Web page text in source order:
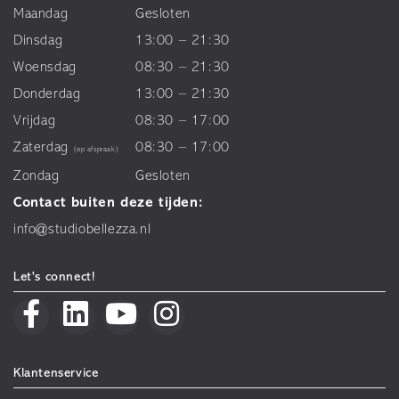
Maandag
Gesloten
Dinsdag
13:00 – 21:30
Woensdag
08:30 – 21:30
Donderdag
13:00 – 21:30
Vrijdag
08:30 – 17:00
Zaterdag
(op afspraak)
08:30 – 17:00
Zondag
Gesloten
Contact buiten deze tijden:
info@studiobellezza.nl
Let's connect!
Klantenservice